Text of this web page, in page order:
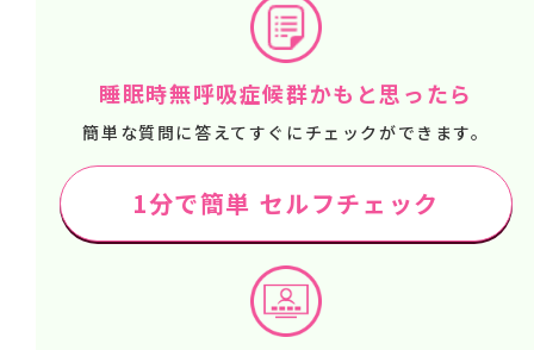
睡眠時無呼吸症候群かもと思ったら
簡単な質問に答えてすぐにチェックができます。
1分で簡単 セルフチェック